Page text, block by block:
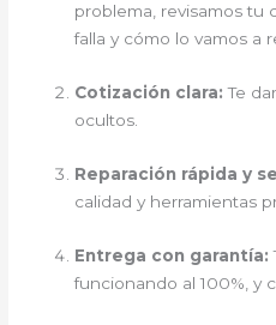
problema, revisamos tu
falla y cómo lo vamos a
Cotización clara: Te
ocultos.
Reparación rápida y
calidad y herramientas
Entrega con garantía:
funcionando al 100%, y